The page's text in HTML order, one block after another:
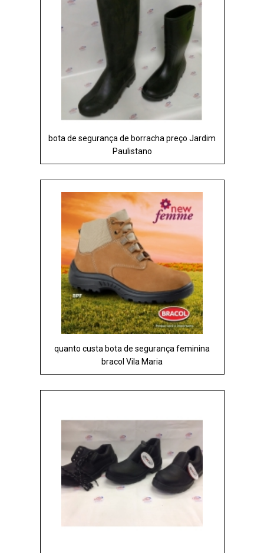
bota de segurança de borracha preço Jardim
Paulistano
quanto custa bota de segurança feminina
bracol Vila Maria